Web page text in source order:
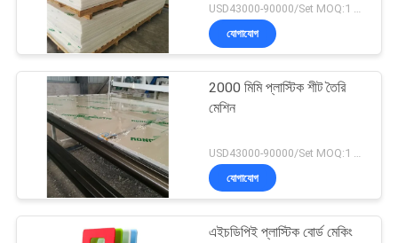
যোগাযোগ
2000 মিমি প্লাস্টিক শীট তৈরি
মেশিন
যোগাযোগ
এইচডিপিই প্লাস্টিক বোর্ড মেকিং